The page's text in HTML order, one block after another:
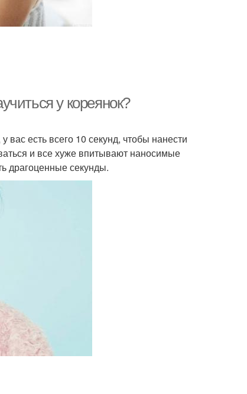
у кореянок?
есть всего 10 секунд, чтобы нанести
и все хуже впитывают наносимые
драгоценные секунды.